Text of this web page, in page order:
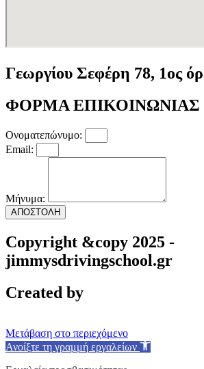
Γεωργίου Σεφέρη 78, 1ος
ΦΟΡΜΑ ΕΠΙΚΟΙΝΩΝΙΑΣ
Ονοματεπώνυμο:
Email:
Μήνυμα:
ΑΠΟΣΤΟΛΗ
Copyright &copy 2025 -
jimmysdrivingschool.gr
Created by
Μετάβαση στο περιεχόμενο
Ανοίξτε τη γραμμή εργαλείων